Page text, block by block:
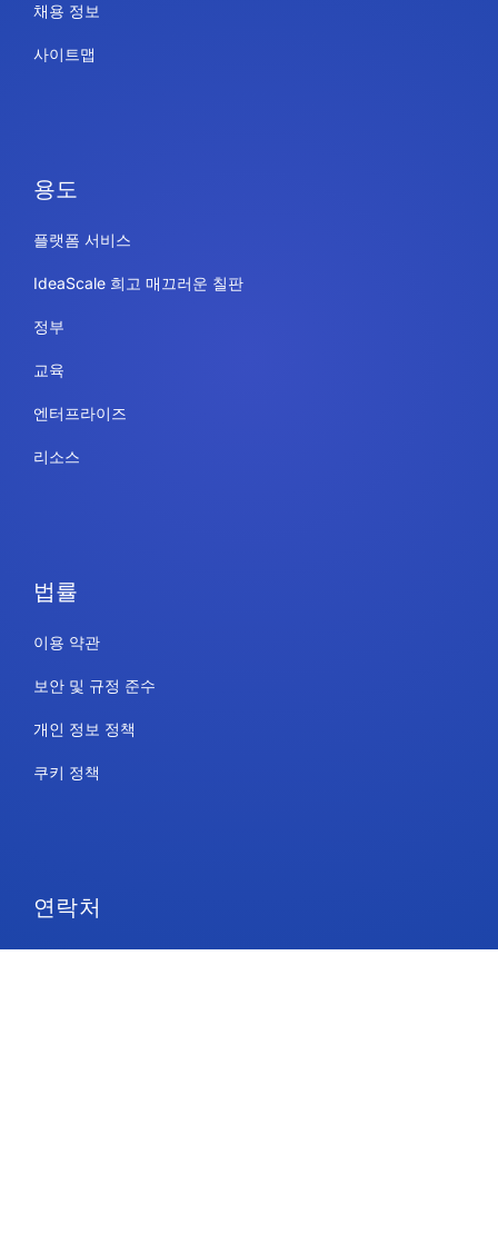
채용 정보
사이트맵
용도
플랫폼 서비스
IdeaScale 희고 매끄러운 칠판
정부
교육
엔터프라이즈
리소스
법률
이용 약관
보안 및 규정 준수
개인 정보 정책
쿠키 정책
연락처